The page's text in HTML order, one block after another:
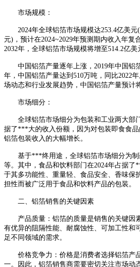
市场规模：
2024年全球铝箔市场规模达253.4亿美元(
元)，预计在2024~2029年预测期内收入年复
2032年，全球铝箔市场规模将增至514.2亿美
中国铝箔产量逐年上涨，2019年中国铝
年，中国铝箔产量达到510万吨，同比2022
场动态和行业发展趋势，中国铝箔产量预计
市场细分：
全球铝箔市场细分为包装和工业两大部
据了***大的收入份额，因为对包装即食食
铝箔包装收入的大幅增长。
基于***终用途，全球铝箔市场细分为制
等。其中，食品和饮料部门在2024年占据
于其多功能性、重量轻、食品安全、香味保
担性而被广泛用于食品和饮料产品的包装。
二、铝箔销售的关键因素
产品质量：铝箔的质量是销售的关键因
有优异的阻隔性能、耐腐蚀性、可加工性和
足不同领域的需求。
价格竞争力：价格是消费者选择铝箔产
一。因此，铝箔销售商需要密切关注市场动